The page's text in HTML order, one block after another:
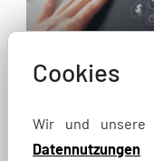
Cookies
Wir und unsere
Datennutzungen